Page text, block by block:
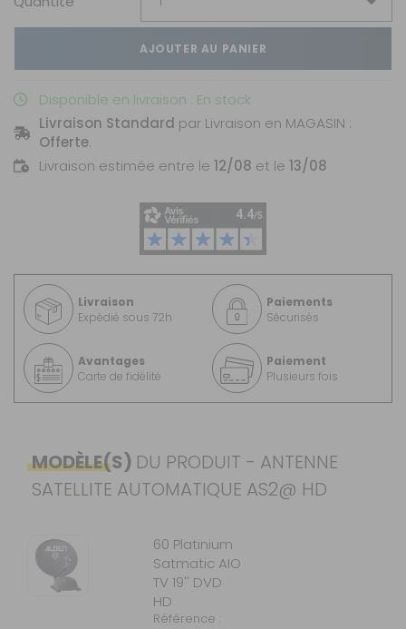
AJOUTER AU PANIER
Disponible en livraison : En stock
Livraison Standard par Livraison en MAGASIN :
Offerte.
Livraison estimée entre le 12/08 et le 13/08
Livraison
Expédié sous 72h
Paiements
Sécurisés
Avantages
Carte de fidélité
Paiement
Plusieurs fois
MODÈLE(S) DU PRODUIT - ANTENNE
SATELLITE AUTOMATIQUE AS2@ HD
60 Platinium
Satmatic AIO
TV 19'' DVD
HD
Référence :